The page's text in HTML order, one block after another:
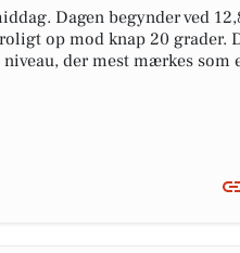
Dagen begynder ved
op mod knap 20 grader.
der mest mærkes som